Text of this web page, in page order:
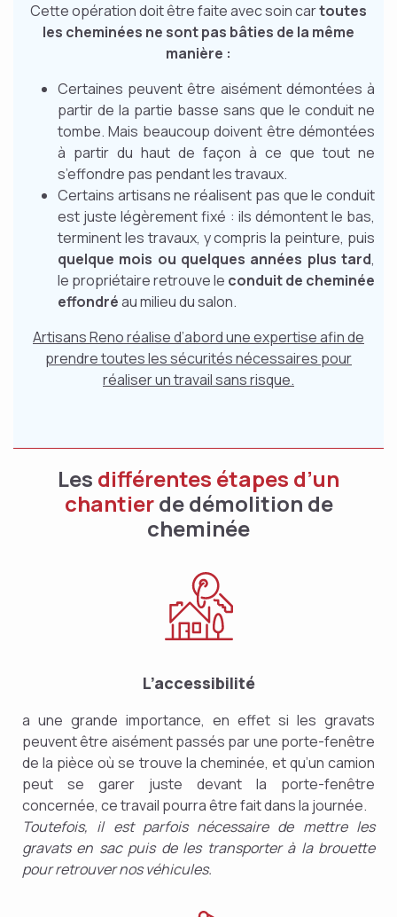
Cette opération doit être faite avec soin cartoutes
les cheminées ne sont pas bâties de la même
manière :
Certaines peuvent être aisément démontées à
partir de la partie basse sans que le conduit ne
tombe. Mais beaucoup doivent être démontées
à partir du haut de façon à ce que tout ne
s’effondre pas pendant les travaux.
Certains artisans ne réalisent pas que le conduit
est juste légèrement fixé : ils démontent le bas,
terminent les travaux, y compris la peinture, puis
quelque mois ou quelques années plus tard,
le propriétaire retrouve le conduit de cheminée
effondréau milieu du salon.
Artisans Reno réalise d’abord une expertise afin de
prendre toutes les sécurités nécessaires pour
réaliser un travail sans risque.
Les différentes étapes d’un
chantierde démolition de
cheminée
L’accessibilité
a une grande importance, en effet si les gravats
peuvent être aisément passés par une porte-fenêtre
de la pièce où se trouve la cheminée, et qu’un camion
peut se garer juste devant la porte-fenêtre
concernée, ce travail pourra être fait dans la journée.
Toutefois, il est parfois nécessaire de mettre les
gravats en sac puis de les transporter à la brouette
pour retrouver nos véhicules.